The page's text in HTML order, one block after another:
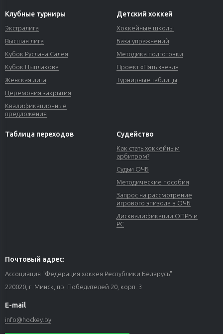
Клубные турниры
Экстралига
Высшая лига
Кубок Руслана Салея
Кубок Цыплакова
Женская лига
Церемония закрытия
Квалификационные
предложения
Детский хоккей
Хоккейные школы
База упражнений
Методика подготовки
Проект «Пять звезд»
Турнирные таблицы
Таблица переходов Судейство
Как стать хоккейным
арбитром?
Судьи ОЧБ
Методические пособия
Запрос на рассмотрение
игрового эпизода в ОЧБ
Дисквалификации ОПРБ и
РС
Почтовый адрес:
Ассоциация "Федерация хоккея Республики Беларусь"
220020, г. Минск, пр. Победителей 20, корп. 3
E-mail
info@hockey.by